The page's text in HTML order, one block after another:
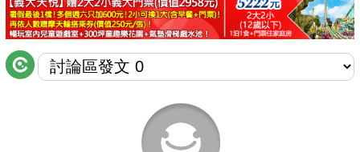
討論區
聯絡我們